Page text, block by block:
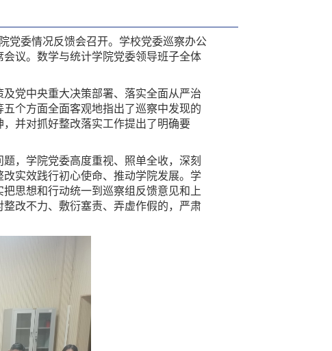
党委情况反馈会召开。学校党委巡察办公
议。数学与统计学院党委领导班子全体
党中央重大决策部署、落实全面从严治
个方面全面客观地指出了巡察中发现的
并对抓好整改落实工作提出了明确要
，学院党委高度重视、照单全收，深刻
实效践行初心使命、推动学院发展。学
思想和行动统一到巡察组反馈意见和上
改不力、敷衍塞责、弄虚作假的，严肃